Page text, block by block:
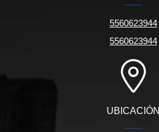
5560623944
5560623944
UBICACIÓN